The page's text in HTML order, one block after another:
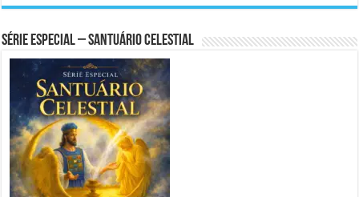
Série Especial – Santuário Celestial